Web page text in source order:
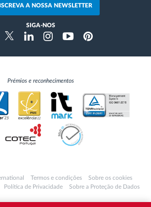
A NOSSA NEWSLETTER
SIGA-NOS
TwitterLinkedinInstragramYoutubePinterest
Prémios e reconhecimentos
Termos e condições
Sobre os cookies
Política de Privacidade Sobre a Proteção de Dados